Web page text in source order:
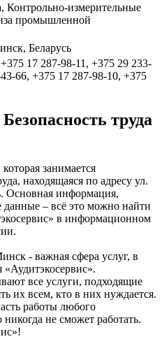
Контрольно-измерительные
промышленной
Беларусь
17 287-98-11, +375 29 233-
66, +375 17 287-98-10, +375
труда
занимается
находящаяся по адресу ул.
Основная информация,
– всё это можно найти
в информационном
- важная сфера услуг, в
все услуги, подходящие
их всем, кто в них нуждается.
работы любого
не сможет работать.